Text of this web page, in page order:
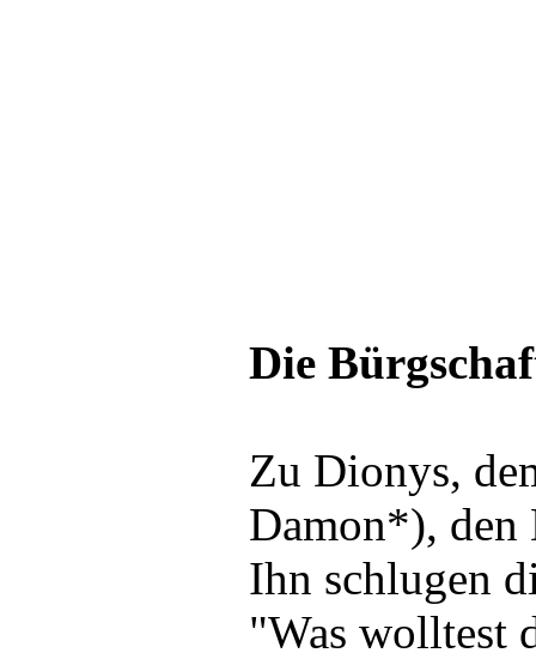
Die
Zu Dionys,
Damon*), den
Ihn schlugen
"Was wolltest